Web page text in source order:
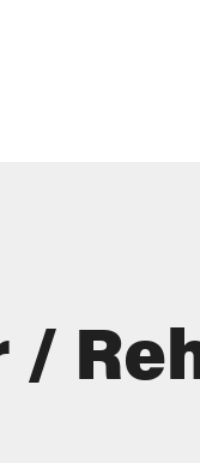
/